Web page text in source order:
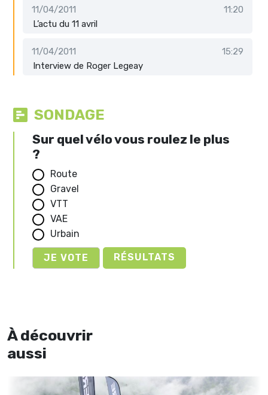
11/04/2011
11:20
L’actu du 11 avril
11/04/2011
15:29
Interview de Roger Legeay
SONDAGE
Sur quel vélo vous roulez le plus
?
Route
Gravel
VTT
VAE
Urbain
RÉSULTATS
À découvrir
aussi